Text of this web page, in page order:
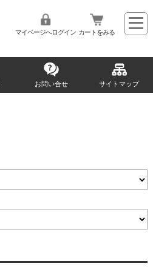
マイページへログイン カートをみる
お問い合せ サイトマップ